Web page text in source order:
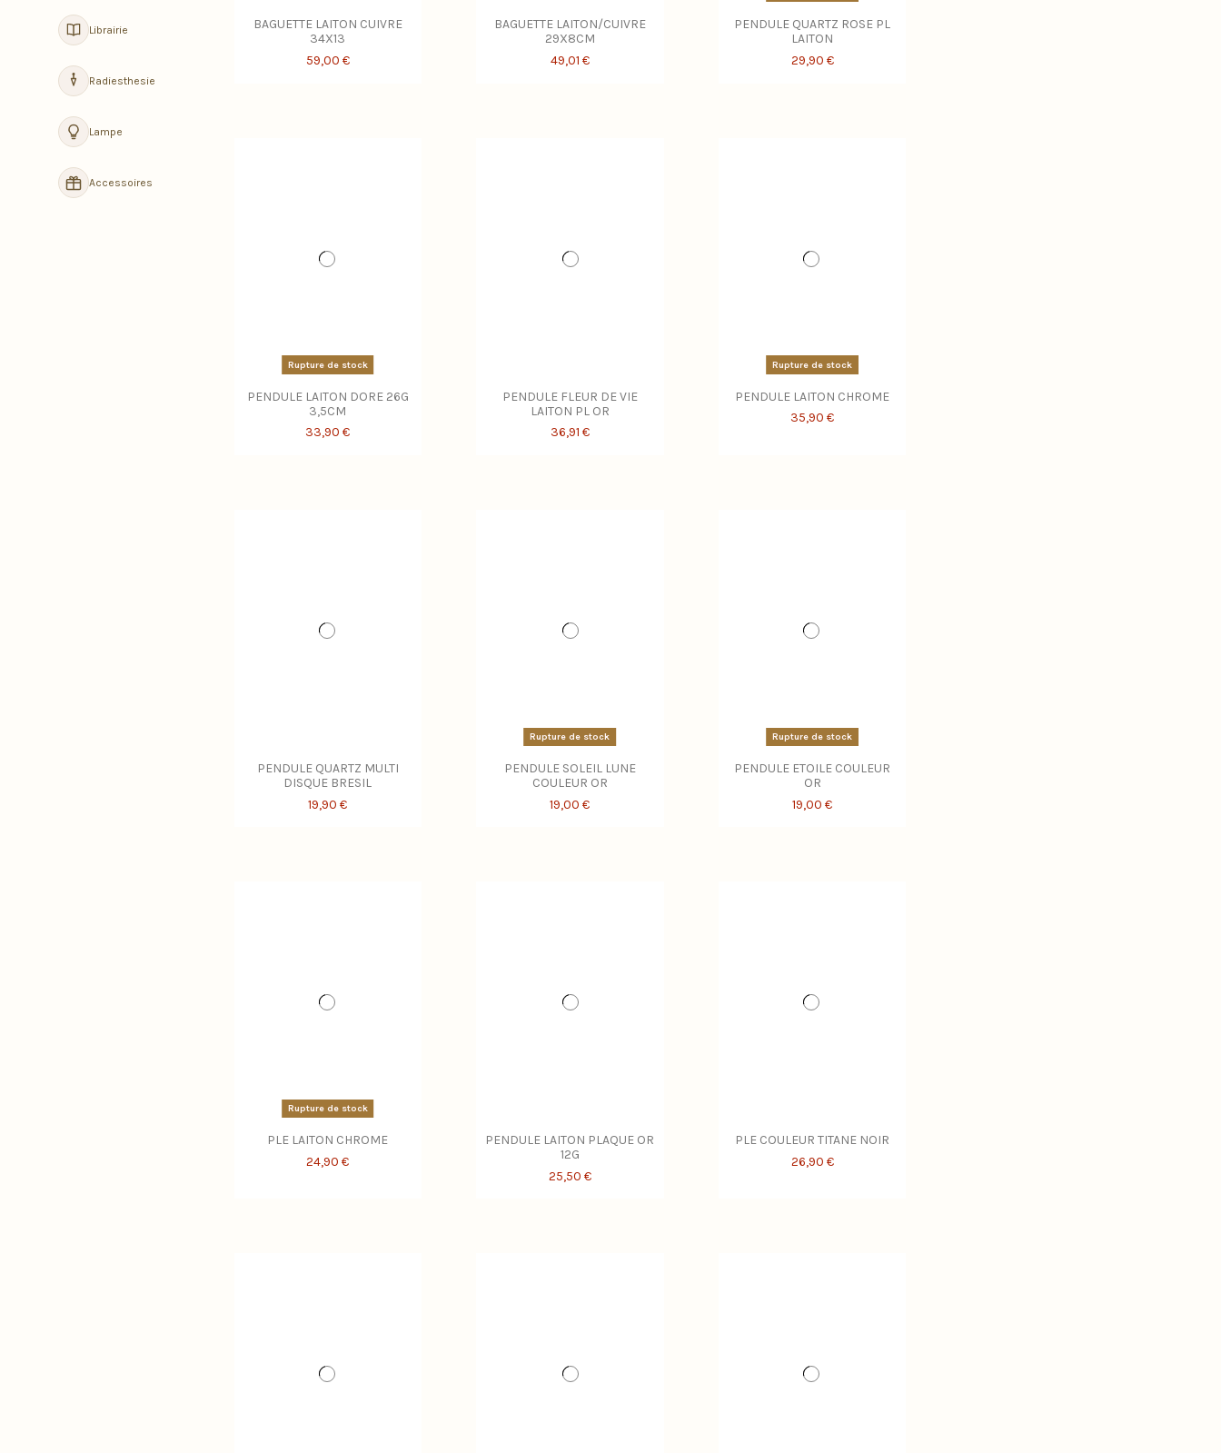
Librairie
Radiesthesie
Lampe
Accessoires
BAGUETTE LAITON CUIVRE
34X13
59,00 €
BAGUETTE LAITON/CUIVRE
29X8CM
49,01 €
PENDULE QUARTZ ROSE PL
LAITON
29,90 €
Rupture de stock
PENDULE LAITON DORE 26G
3,5CM
33,90 €
PENDULE FLEUR DE VIE
LAITON PL OR
36,91 €
Rupture de stock
PENDULE LAITON CHROME
35,90 €
PENDULE QUARTZ MULTI
DISQUE BRESIL
19,90 €
Rupture de stock
PENDULE SOLEIL LUNE
COULEUR OR
19,00 €
Rupture de stock
PENDULE ETOILE COULEUR
OR
19,00 €
Rupture de stock
PLE LAITON CHROME
24,90 €
PENDULE LAITON PLAQUE OR
12G
25,50 €
PLE COULEUR TITANE NOIR
26,90 €